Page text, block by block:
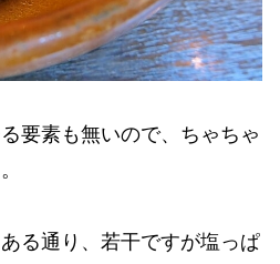
要素も無いので、ちゃちゃ
る通り、若干ですが塩っぱ